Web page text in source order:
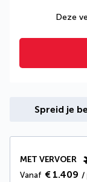
Deze
Spreid je
MET VERVOER
Vanaf € 1.409 /